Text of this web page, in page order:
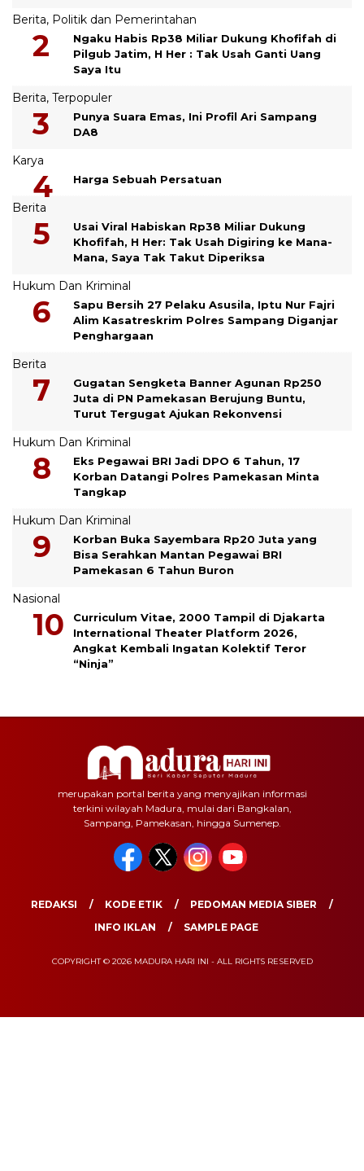
Berita, Politik dan Pemerintahan
Ngaku Habis Rp38 Miliar Dukung Khofifah di
Pilgub Jatim, H Her : Tak Usah Ganti Uang
Saya Itu
Berita, Terpopuler
Punya Suara Emas, Ini Profil Ari Sampang
DA8
Karya
Harga Sebuah Persatuan
Berita
Usai Viral Habiskan Rp38 Miliar Dukung
Khofifah, H Her: Tak Usah Digiring ke Mana-
Mana, Saya Tak Takut Diperiksa
Hukum Dan Kriminal
Sapu Bersih 27 Pelaku Asusila, Iptu Nur Fajri
Alim Kasatreskrim Polres Sampang Diganjar
Penghargaan
Berita
Gugatan Sengketa Banner Agunan Rp250
Juta di PN Pamekasan Berujung Buntu,
Turut Tergugat Ajukan Rekonvensi
Hukum Dan Kriminal
Eks Pegawai BRI Jadi DPO 6 Tahun, 17
Korban Datangi Polres Pamekasan Minta
Tangkap
Hukum Dan Kriminal
Korban Buka Sayembara Rp20 Juta yang
Bisa Serahkan Mantan Pegawai BRI
Pamekasan 6 Tahun Buron
Nasional
Curriculum Vitae, 2000 Tampil di Djakarta
International Theater Platform 2026,
Angkat Kembali Ingatan Kolektif Teror
“Ninja”
merupakan portal berita yang menyajikan informasi
terkini wilayah Madura, mulai dari Bangkalan,
Sampang, Pamekasan, hingga Sumenep.
REDAKSI KODE ETIK
PEDOMAN MEDIA SIBER
INFO IKLAN
SAMPLE PAGE
COPYRIGHT © 2026 MADURA HARI INI - ALL RIGHTS RESERVED